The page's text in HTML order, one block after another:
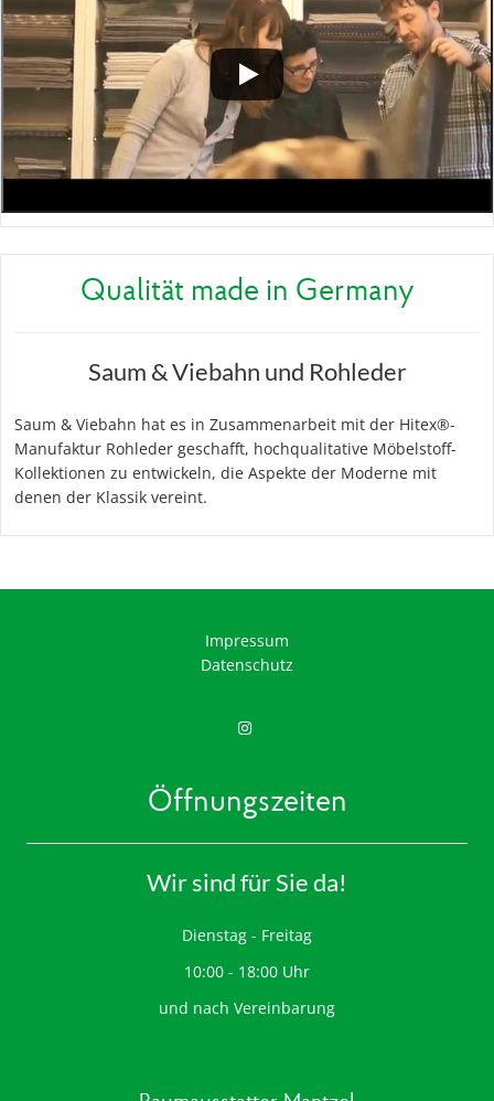
Qualität made in Germany
Saum & Viebahn und Rohleder
Saum & Viebahn hat es in Zusammenarbeit mit der Hitex®-
Manufaktur Rohleder geschafft, hochqualitative Möbelstoff-
Kollektionen zu entwickeln, die Aspekte der Moderne mit
denen der Klassik vereint.
Impressum
Datenschutz
Öffnungszeiten
Wir sind für Sie da!
Dienstag - Freitag
10:00 - 18:00 Uhr
und nach Vereinbarung